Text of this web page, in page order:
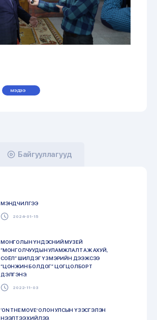
МЭДЭЭ
Байгууллагууд
МЭНДЧИЛГЭЭ
2024-01-15
МОНГОЛЫН ҮНДЭСНИЙ МУЗЕЙ
“МОНГОЛЧУУДЫН УЛАМЖЛАЛТ АЖ АХУЙ,
СОЁЛ” ШИЛДЭГ ҮЗМЭРИЙН ДЭЭЖСЭЭ
“ЦОНЖИН БОЛДОГ” ЦОГЦОЛБОРТ
ДЭЛГЭНЭ.
2022-11-03
‘ON THE MOVE’ ОЛОН УЛСЫН ҮЗЭСГЭЛЭН
НЭЭЛТЭЭ ХИЙЛЭЭ.